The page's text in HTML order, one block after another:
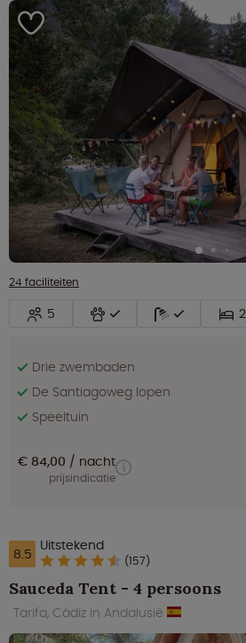
24 faciliteiten
5 2
Drie zwembaden
De Santiagoweg lopen
Speeltuin
€ 84,00 nacht
prijsindicatie
8.5 Uitstekend
(157)
Sauceda Tent - 4 persoons
Tarifa, Cádiz in Andalusië